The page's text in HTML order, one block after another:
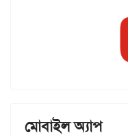
মোবাইল অ্যাপ